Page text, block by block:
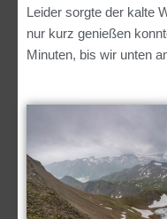
Leider sorgte der kalte
nur kurz genießen
Minuten, bis wir unten